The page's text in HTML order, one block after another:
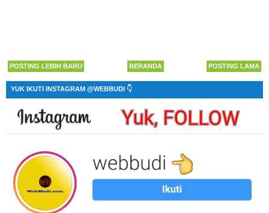
POSTING LEBIH BARU POSTING LAMA
BERANDA
YUK IKUTI INSTAGRAM @WEBBUDI 👇